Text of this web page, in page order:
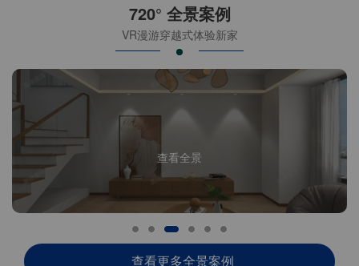
720° 全景案例
VR漫游穿越式体验新家
查看全景
查看更多全景案例